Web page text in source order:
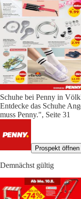
Schuhe bei Penny in
Entdecke das Schuhe
muss Penny.", Seite 31
Prospekt öffnen
Demnächst gültig